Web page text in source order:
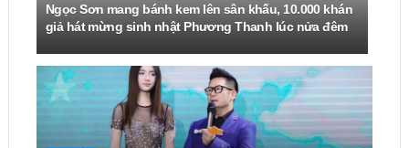
Ngọc Sơn mang bánh kem lên sân khấu, 10.000 khán
giả hát mừng sinh nhật Phương Thanh lúc nửa đêm